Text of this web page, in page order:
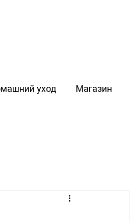
Магазин
уход